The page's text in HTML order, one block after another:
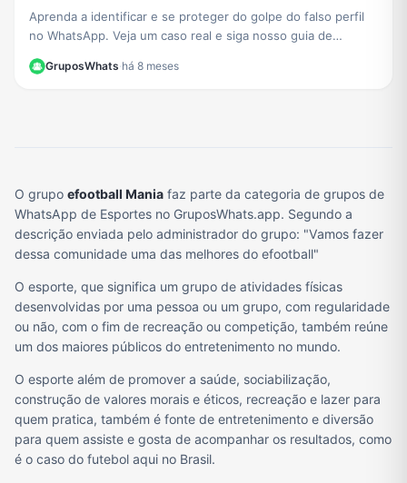
Aprenda a identificar e se proteger do golpe do falso perfil
no WhatsApp. Veja um caso real e siga nosso guia de
GruposWhats·há 8 meses
O grupo efootball Mania faz parte da categoria de grupos de
WhatsApp de Esportes no GruposWhats.app. Segundo a
descrição enviada pelo administrador do grupo: "Vamos fazer
dessa comunidade uma das melhores do efootball"
O esporte, que significa um grupo de atividades físicas
desenvolvidas por uma pessoa ou um grupo, com regularidade
ou não, com o fim de recreação ou competição, também reúne
um dos maiores públicos do entretenimento no mundo.
O esporte além de promover a saúde, sociabilização,
construção de valores morais e éticos, recreação e lazer para
quem pratica, também é fonte de entretenimento e diversão
para quem assiste e gosta de acompanhar os resultados, como
é o caso do futebol aqui no Brasil.